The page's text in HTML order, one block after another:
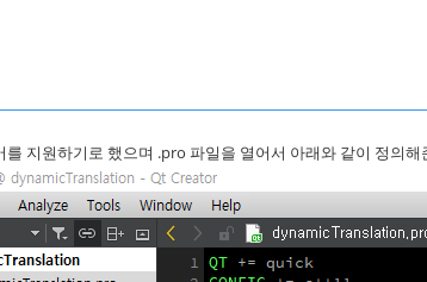
를 지원하기로 했으며 .pro 파일을 열어서 아래와 같이 정의해